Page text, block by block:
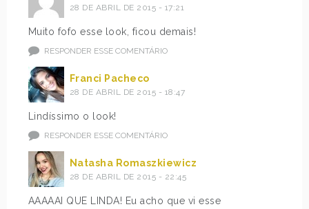
28 DE ABRIL DE 2015 - 17:21
Muito fofo esse look, ficou demais!
RESPONDER ESSE COMENTÁRIO
Franci Pacheco
28 DE ABRIL DE 2015 - 18:47
Lindíssimo o look!
RESPONDER ESSE COMENTÁRIO
Natasha Romaszkiewicz
28 DE ABRIL DE 2015 - 22:45
AAAAAI QUE LINDA! Eu acho que vi esse